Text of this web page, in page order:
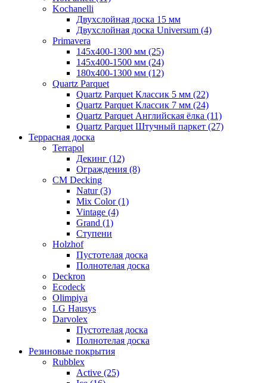
Kochanelli
Двухслойная доска 15 мм
Двухслойная доска Universum (4)
Primavera
145x400-1300 мм (25)
145x400-1500 мм (24)
180x400-1300 мм (12)
Quartz Parquet
Quartz Parquet Классик 5 мм (22)
Quartz Parquet Классик 7 мм (24)
Quartz Parquet Английская ёлка (11)
Quartz Parquet Штучный паркет (27)
Террасная доска
Terrapol
Декинг (12)
Ограждения (8)
CM Decking
Natur (3)
Mix Color (1)
Vintage (4)
Grand (1)
Ступени
Holzhof
Пустотелая доска
Полнотелая доска
Deckron
Ecodeck
Olimpiya
LG Hausys
Darvolex
Пустотелая доска
Полнотелая доска
Резиновые покрытия
Rubblex
Active (25)